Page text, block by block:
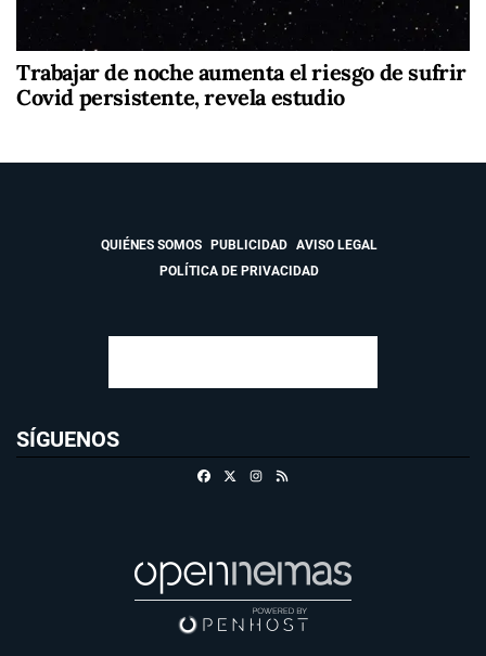
Trabajar de noche aumenta el riesgo de sufrir
Covid persistente, revela estudio
QUIÉNES SOMOS PUBLICIDAD
AVISO LEGAL
POLÍTICA DE PRIVACIDAD
SÍGUENOS
FacebookInstagram